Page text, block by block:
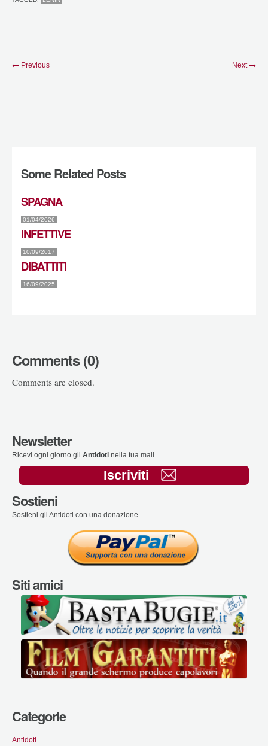
Previous Next
Some Related Posts
SPAGNA
01/04/2026
INFETTIVE
10/09/2017
DIBATTITI
16/09/2025
Comments (0)
Comments are closed.
Newsletter
Ricevi ogni giorno gli Antidoti nella tua mail
Iscriviti
Sostieni
Sostieni gli Antidoti con una donazione
Siti amici
Categorie
Antidoti